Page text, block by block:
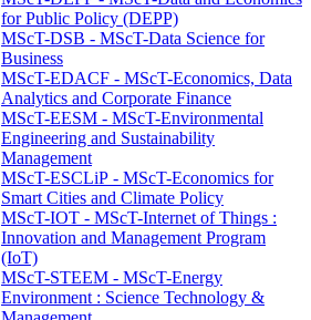
for Public Policy (DEPP)
MScT-DSB - MScT-Data Science for
Business
MScT-EDACF - MScT-Economics, Data
Analytics and Corporate Finance
MScT-EESM - MScT-Environmental
Engineering and Sustainability
Management
MScT-ESCLiP - MScT-Economics for
Smart Cities and Climate Policy
MScT-IOT - MScT-Internet of Things :
Innovation and Management Program
(IoT)
MScT-STEEM - MScT-Energy
Environment : Science Technology &